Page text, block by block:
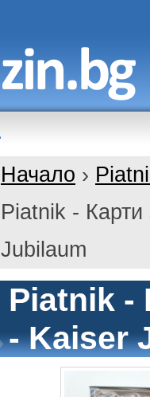
Начало ›
Piatnik - Карти
Jubilaum
Piatnik -
- Kaiser